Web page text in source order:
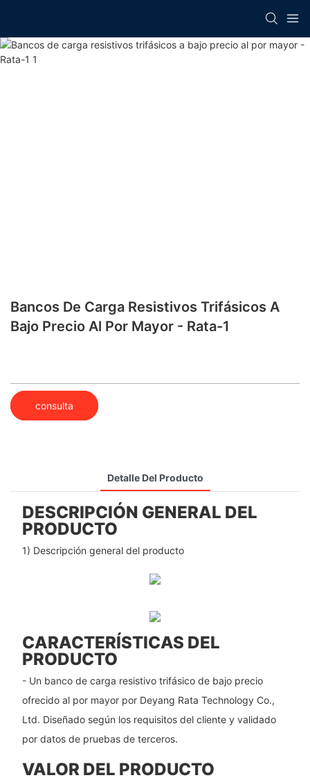
Bancos De Carga Resistivos Trifásicos A
Bajo Precio Al Por Mayor - Rata-1
consulta
Detalle Del Producto
DESCRIPCIÓN GENERAL DEL
PRODUCTO
1) Descripción general del producto
CARACTERÍSTICAS DEL
PRODUCTO
- Un banco de carga resistivo trifásico de bajo precio
ofrecido al por mayor por Deyang Rata Technology Co.,
Ltd. Diseñado según los requisitos del cliente y validado
por datos de pruebas de terceros.
VALOR DEL PRODUCTO